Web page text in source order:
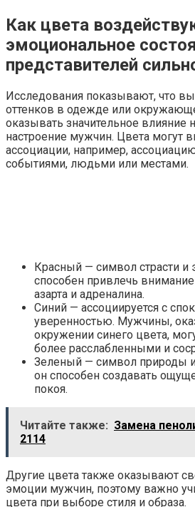
Как цвета
эмоциональное
представителей
Исследования показывают, что
оттенков в одежде или
оказывать значительное влияние
настроение мужчин. Цвета могут
ассоциации, например,
событиями, людьми или местами.
Красный — символ страсти и
способен привлечь
азарта и адреналина.
Синий — ассоциируется с
уверенностью. Мужчины,
окружении синего цвета,
более расслабленными и
Зеленый — символ природы
он способен создавать
покоя.
Читайте также: Замена
2114
Другие цвета также оказывают
эмоции мужчин, поэтому важно
цвета при выборе стиля и образа.